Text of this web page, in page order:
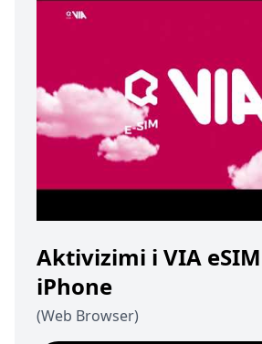
Aktivizimi i VIA
iPhone
(Web Browser)